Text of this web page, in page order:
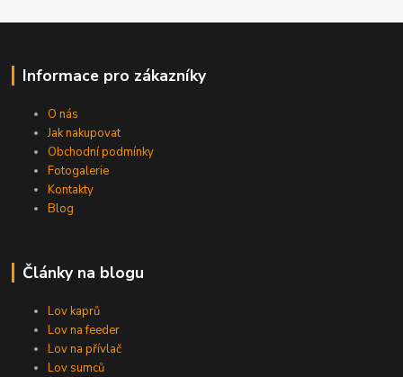
Informace pro zákazníky
O nás
Jak nakupovat
Obchodní podmínky
Fotogalerie
Kontakty
Blog
Články na blogu
Lov kaprů
Lov na feeder
Lov na přívlač
Lov sumců